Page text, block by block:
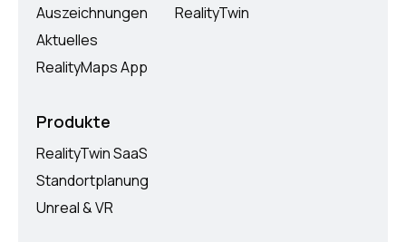
Auszeichnungen
Aktuelles
RealityMaps App
RealityTwin
Produkte
RealityTwin SaaS
Standortplanung
Unreal & VR